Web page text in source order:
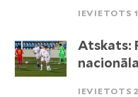
IEVIETOTS
Atskats:
IEVIETOTS